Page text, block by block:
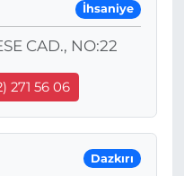
İhsaniye
CAD., NO:22
271 56 06
Dazkırı